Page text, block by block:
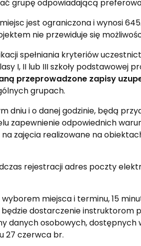
grupę odpowiadającą
jest ograniczona i wynosi
nie przewiduje się
spełniania kryteriów
I, II lub III szkoły podstawowej
przeprowadzone zapisy
grupach.
dniu i o danej godzinie, będą
zapewnienie odpowiednich
zajęcia realizowane na
rejestracji adres poczty
miejsca i terminu, 15
dostarczenie
osobowych, dostępnych
27 czerwca br.